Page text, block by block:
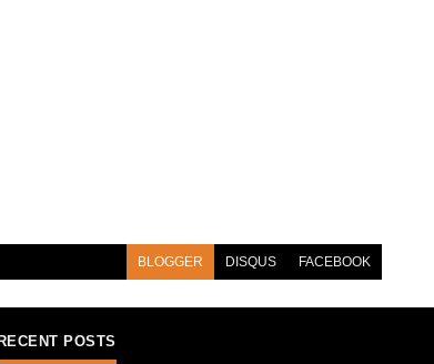
BLOGGER DISQUS FACEBOOK
POSTS